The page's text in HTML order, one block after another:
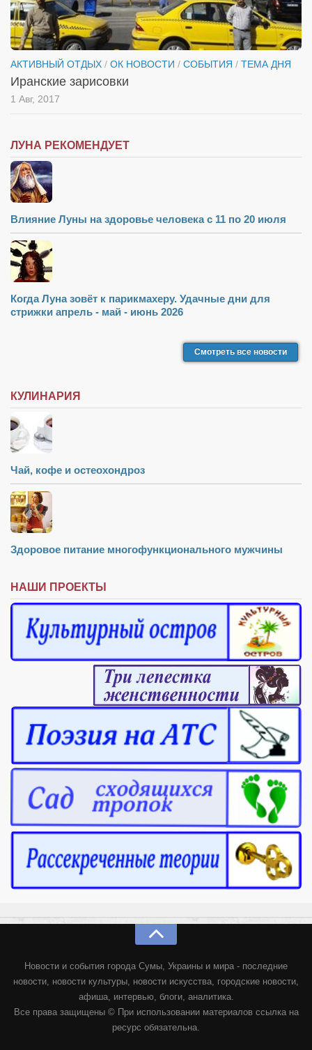
АКТИВНЫЙ ОТДЫХ / ОК НОВОСТИ / СОБЫТИЯ / ТЕМА ДНЯ
Иранские зарисовки
1 Авг, 2017
ЛУНА РЕКОМЕНДУЕТ
Влияние Луны на здоровье человека с 11 по 20 июля
Когда Луна зовёт к парикмахеру. Удачные дни для
стрижки апрель - май - июнь 2026
Смотреть все новости
КУЛИНАРИЯ
Чай, кофе и остеохондроз
Здоровое питание многофункционального мужчины
НАШИ ПРОЕКТЫ
Новости и события города Сумы, Украины и мира - последние
новости, новости культуры, новости искусства, городские новости,
афиша, интервью, блоги, аналитика.
Все права защищены © При использовании материалов ссылка на
ресурс обязательна.